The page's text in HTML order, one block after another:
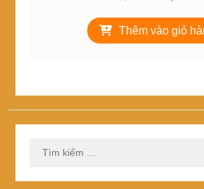
là:
12,000₫.
Thêm vào giỏ
kiếm